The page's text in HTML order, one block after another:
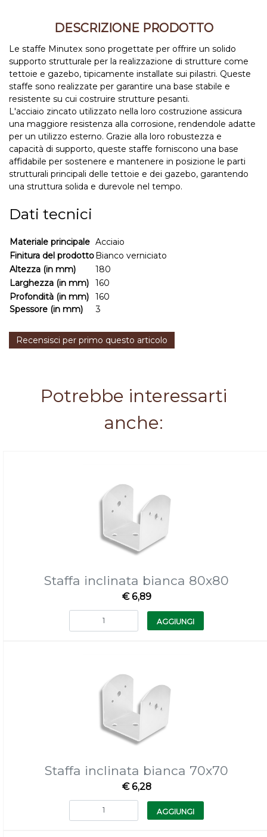
DESCRIZIONE PRODOTTO
Le staffe Minutex sono progettate per offrire un solido
supporto strutturale per la realizzazione di strutture come
tettoie e gazebo, tipicamente installate sui pilastri. Queste
staffe sono realizzate per garantire una base stabile e
resistente su cui costruire strutture pesanti.
L'acciaio zincato utilizzato nella loro costruzione assicura
una maggiore resistenza alla corrosione, rendendole adatte
per un utilizzo esterno. Grazie alla loro robustezza e
capacità di supporto, queste staffe forniscono una base
affidabile per sostenere e mantenere in posizione le parti
strutturali principali delle tettoie e dei gazebo, garantendo
una struttura solida e durevole nel tempo.
Dati tecnici
Materiale principale Acciaio
Finitura del prodottoBianco verniciato
Altezza (in mm)
180
Larghezza (in mm)
160
Profondità (in mm)
Spessore (in mm)
160
3
Recensisci per primo questo articolo
Potrebbe interessarti
anche:
Staffa inclinata bianca 80x80
€ 6,89
Quantità
AGGIUNGI
Staffa inclinata bianca 70x70
€ 6,28
Quantità
AGGIUNGI